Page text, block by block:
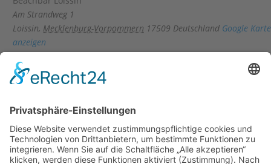
Am Strandweg 1
Loissin, Mecklenburg-Vorpommern 17509 Deutschland Google Karte
anzeigen